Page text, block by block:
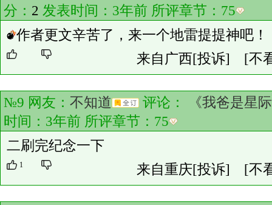
分： 2 发表时间：3年前 所评章节： 75
作者更文辛苦了，来一个地雷提提神吧！
来自广西[投诉] [不
№9 网友： 不知道 评论：
《我爸是星
时间：3年前 所评章节： 75
二刷完纪念一下
1 来自重庆[投诉] [不